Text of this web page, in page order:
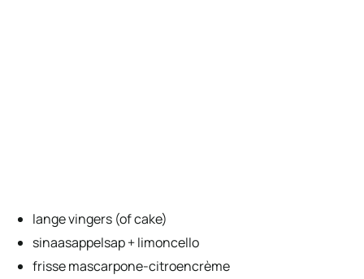
lange vingers (of cake)
sinaasappelsap + limoncello
frisse mascarpone-citroencrème